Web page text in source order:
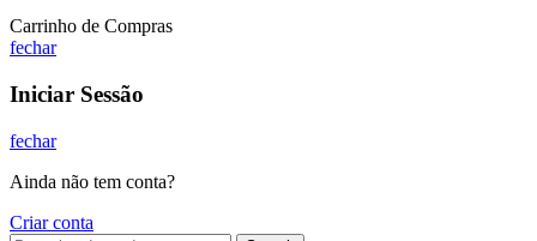
Carrinho de Compras
fechar
Iniciar Sessão
fechar
Ainda não tem conta?
Criar conta